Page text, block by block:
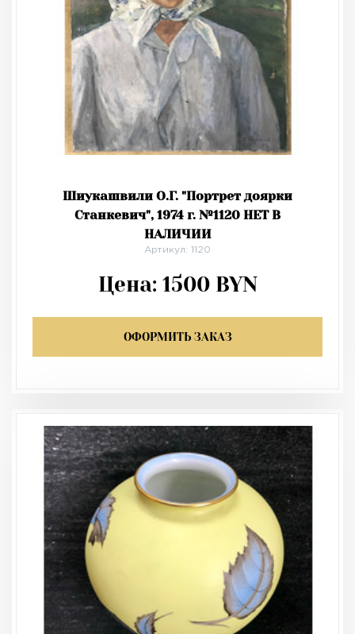
Шиукашвили О.Г. "Портрет доярки
Станкевич", 1974 г. №1120 НЕТ В
НАЛИЧИИ
Артикул: 1120
Цена: 1500BYN
ОФОРМИТЬ ЗАКАЗ